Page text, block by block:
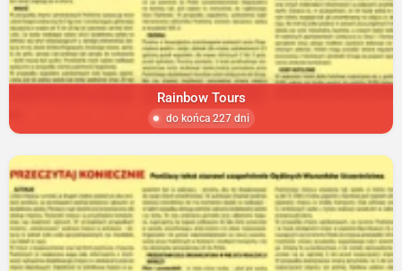
Rainbow Tours
do końca 227 dni